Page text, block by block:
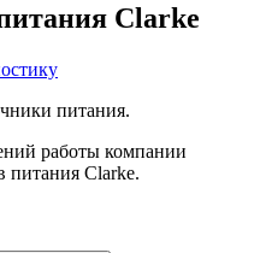
Clarke
питания.
работы компании
Clarke.